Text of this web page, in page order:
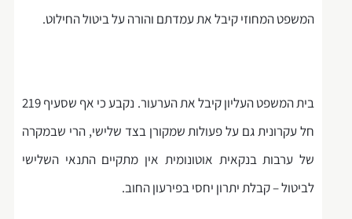
המשפט המחוזי קיבל את עמדתם והורה על ביטול החילוט.
בית המשפט העליון קיבל את הערעור. נקבע כי אף שסעיף 219
חל עקרונית גם על פעולות שמקורן בצד שלישי, הרי שבמקרה
של ערבות בנקאית אוטונומית אין מתקיים התנאי השלישי
לביטול – קבלת יתרון יחסי בפירעון החוב.